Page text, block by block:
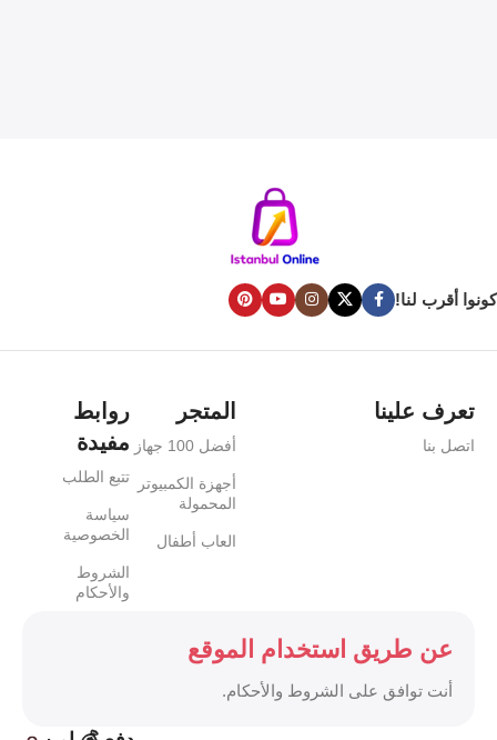
كونوا أقرب لنا!
تعرف علينا
اتصل بنا
المتجر
أفضل 100 جهاز
أجهزة الكمبيوتر
المحمولة
العاب أطفال
روابط
مفيدة
تتبع الطلب
سياسة
الخصوصية
الشروط
والأحكام
عن طريق استخدام الموقع
أنت توافق على الشروط والأحكام.